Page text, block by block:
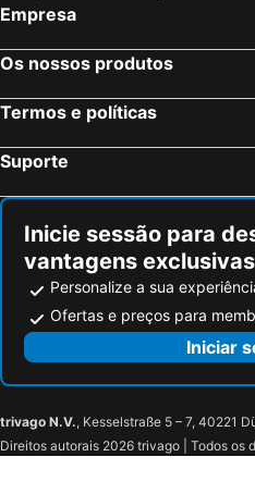
Madrid, Madrid Hotéis
Sevilha, Andaluzia Hotéis
Isla Cristina, Andaluzia Hotéis
Empresa
Os nossos produtos
Termos e políticas
Suporte
Inicie sessão para
vantagens
Personalize a sua
Ofertas e preços para
Iniciar
trivago N.V., Kesselstraße 5 – 7, 40221
Direitos autorais 2026 trivago | Todos os